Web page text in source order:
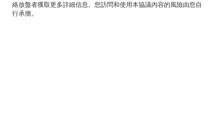
絡放盤者獲取更多詳細信息。您訪問和使用本協議內容的風險由您自
行承擔。